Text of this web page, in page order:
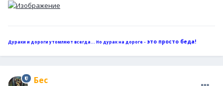
Дураки и дороги утомляют всегда... Но дурак на дороге - это просто беда!
Бес